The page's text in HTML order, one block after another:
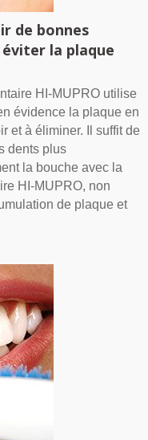
de bonnes
la plaque
HI-MUPRO utilise
évidence la plaque en
et à éliminer. Il suffit de
dents plus
la bouche avec la
HI-MUPRO, non
de plaque et